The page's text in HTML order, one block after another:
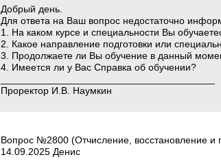
Добрый день.
Для ответа на Ваш вопрос недостаточно
1. На каком курсе и специальности Вы
2. Какое направление подготовки или
3. Продолжаете ли Вы обучение в данный
4. Имеется ли у Вас Справка об обучении?
Проректор И.В. Наумкин
Вопрос №2800 (Отчисление, восстановление и
14.09.2025 Денис